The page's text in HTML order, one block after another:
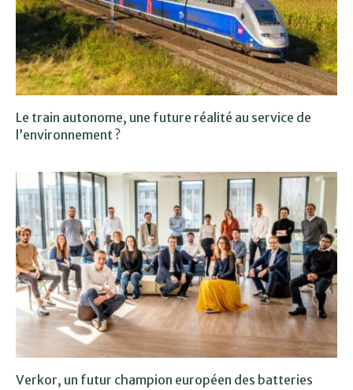
Le train autonome, une future réalité au service de
l’environnement ?
Verkor, un futur champion européen des batteries